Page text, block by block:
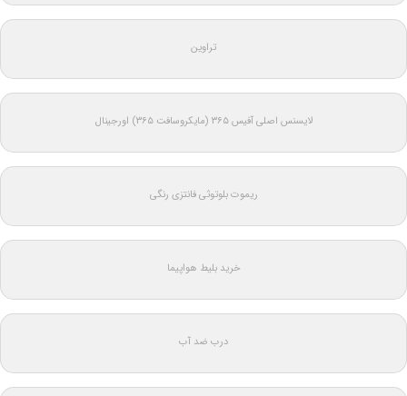
تراوین
لایسنس اصلی آفیس ۳۶۵ (مایکروسافت ۳۶۵) اورجینال
ریموت بلوتوثی فانتزی رنگی
خرید بلیط هواپیما
درب ضد آب